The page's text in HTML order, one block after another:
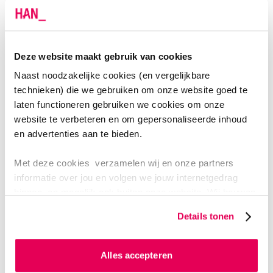
Deze website maakt gebruik van cookies
Naast noodzakelijke cookies (en vergelijkbare
technieken) die we gebruiken om onze website goed te
laten functioneren gebruiken we cookies om onze
website te verbeteren en om gepersonaliseerde inhoud
en advertenties aan te bieden.
Met deze cookies verzamelen wij en onze partners
informatie over jou en volgen we jouw internetgedrag
website en communicatie aan op jouw voorkeuren. Ook
van jouw internetgedrag.
Details tonen
Alles accepteren
workshops gericht op motiverende gespreksvoering,
samen beslissen en werken met kwetsbare ouderen.
Module Vakbekwaam Indiceren
De module ‘Vakbekwaam Indiceren’ kan apart of als
onderdeel van het onboardingstraject worden
gevolgd. Deze module bestaat uit drie lesdagen met
een assessment en 3 online terugkommomenten. Meer
informatie daarover vind jeop de pagina